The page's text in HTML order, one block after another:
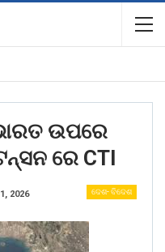
ଉପରେ
ରେ CTI
ଦେଶ- ବିଦେଶ
2026